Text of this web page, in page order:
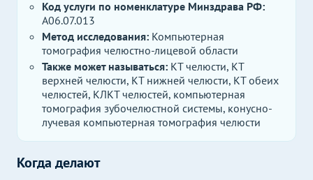
Код услуги по номенклатуре Минздрава РФ:
A06.07.013
Метод исследования: Компьютерная
томография челюстно-лицевой области
Также может называться: КТ челюсти, КТ
верхней челюсти, КТ нижней челюсти, КТ обеих
челюстей, КЛКТ челюстей, компьютерная
томография зубочелюстной системы, конусно-
лучевая компьютерная томография челюсти
Когда делают